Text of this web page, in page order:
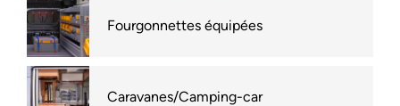
Fourgonnettes équipées
Caravanes/Camping-car